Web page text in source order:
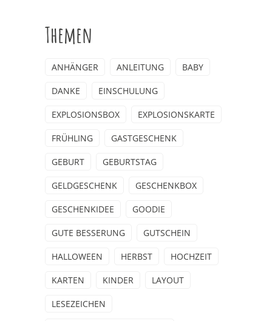
Themen
ANHÄNGER ANLEITUNG BABY
DANKE EINSCHULUNG
EXPLOSIONSBOX EXPLOSIONSKARTE
FRÜHLING GASTGESCHENK
GEBURT GEBURTSTAG
GELDGESCHENK GESCHENKBOX
GESCHENKIDEE GOODIE
GUTE BESSERUNG GUTSCHEIN
HALLOWEEN HERBST HOCHZEIT
KARTEN KINDER LAYOUT
LESEZEICHEN